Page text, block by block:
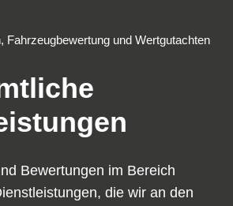
Fahrzeugbewertung und Wertgutachten
Bewertungen im Bereich
die wir an den